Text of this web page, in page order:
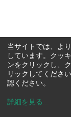
当サイトでは、よ
しています。クッ
ンをクリックし、
リックしてくださ
認ください。
詳細を見る ...